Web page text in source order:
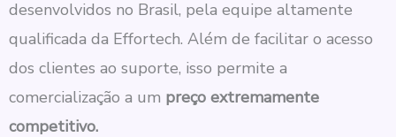
desenvolvidos no Brasil, pela equipe altamente
qualificada da Effortech. Além de facilitar o acesso
dos clientes ao suporte, isso permite a
comercialização a um preço extremamente
competitivo.